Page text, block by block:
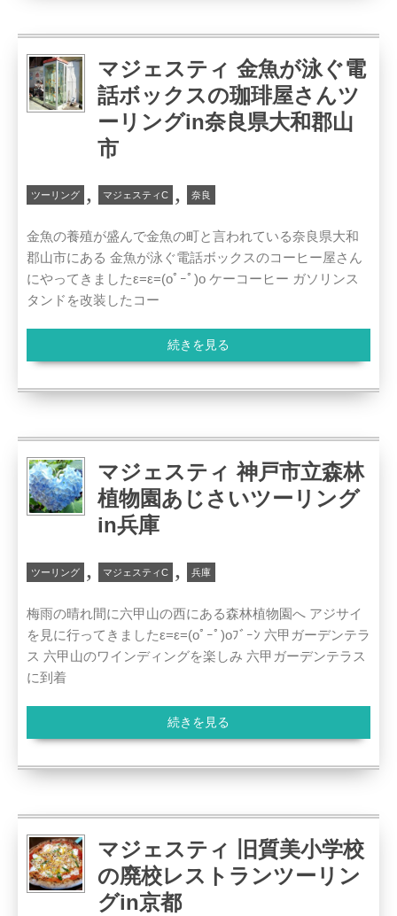
マジェスティ 金魚が泳ぐ電
話ボックスの珈琲屋さんツ
ーリングin奈良県大和郡山
市
ツーリング , マジェスティC , 奈良
金魚の養殖が盛んで金魚の町と言われている奈良県大和
郡山市にある 金魚が泳ぐ電話ボックスのコーヒー屋さん
にやってきましたε=ε=(oﾟｰﾟ)o ケーコーヒー ガソリンス
タンドを改装したコー
続きを見る
マジェスティ 神戸市立森林
植物園あじさいツーリング
in兵庫
ツーリング , マジェスティC , 兵庫
梅雨の晴れ間に六甲山の西にある森林植物園へ アジサイ
を見に行ってきましたε=ε=(oﾟｰﾟ)oﾌﾞｰﾝ 六甲ガーデンテラ
ス 六甲山のワインディングを楽しみ 六甲ガーデンテラス
に到着
続きを見る
マジェスティ 旧質美小学校
の廃校レストランツーリン
グin京都